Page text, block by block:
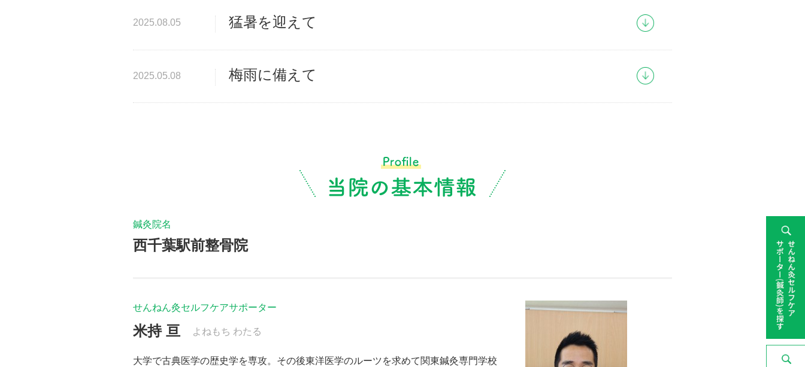
2025.08.05 猛暑を迎えて
2025.05.08 梅雨に備えて
鍼灸院名
西千葉駅前整骨院
せんねん灸セルフケアサポーター
米持 亘 よねもち わたる
大学で古典医学の歴史学を専攻。その後東洋医学のルーツを求めて関東鍼灸専門学校